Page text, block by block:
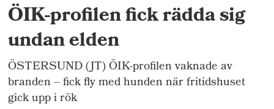
ÖIK-profilen fick rädda sig
undan elden
ÖSTERSUND (JT) ÖIK-profilen vaknade av
branden – fick fly med hunden när fritidshuset
gick upp i rök